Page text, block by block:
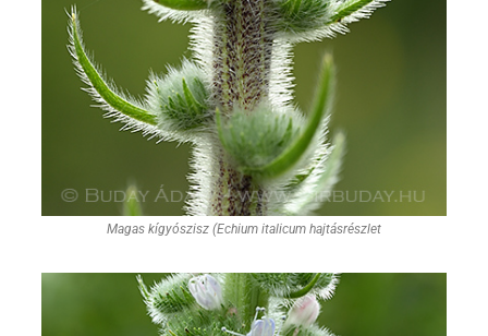
Magas kígyószisz (Echium italicum hajtásrészlet